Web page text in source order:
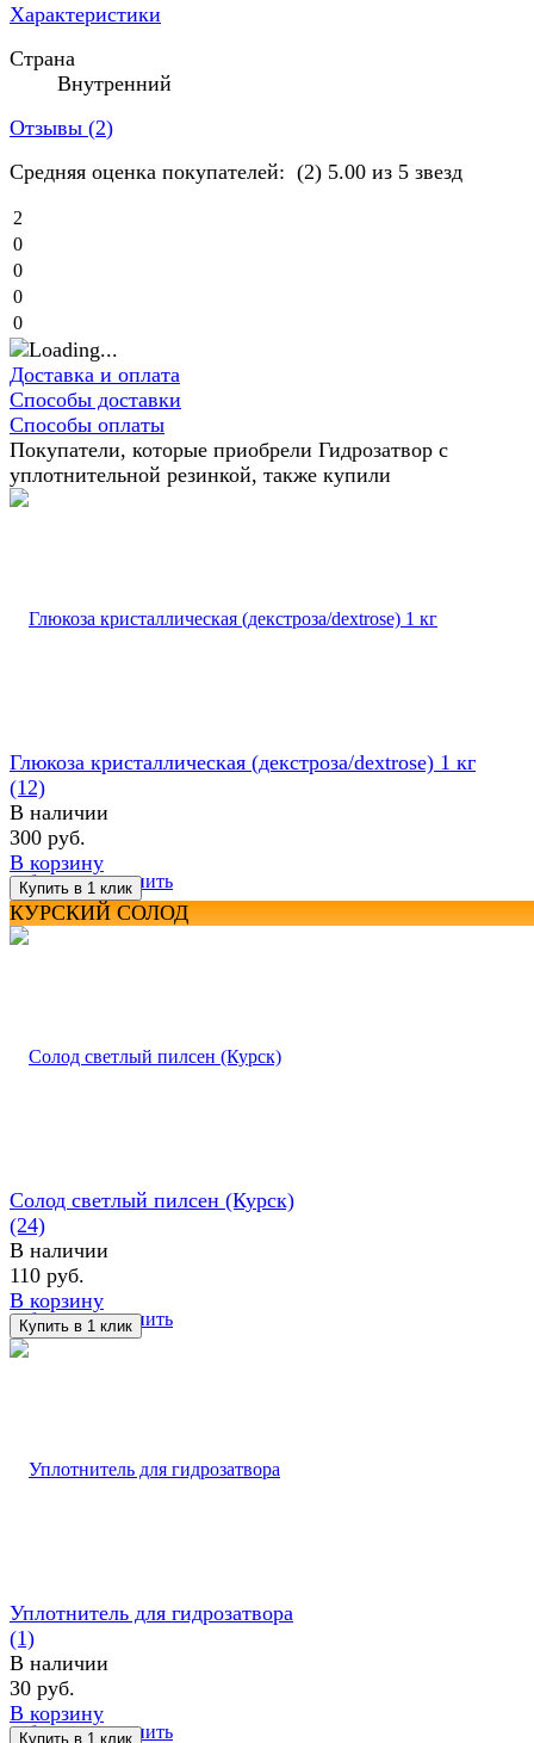
Характеристики
Страна
Внутренний
Отзывы (2)
Средняя оценка покупателей: (2) 5.00 из 5 звезд
2
0
0
0
0
Доставка и оплата
Способы доставки
Способы оплаты
Покупатели, которые приобрели Гидрозатвор с
уплотнительной резинкой, также купили
избранное сравнить
Глюкоза кристаллическая (декстроза/dextrose) 1 кг
(12)
В наличии
300 руб.
В корзину
КУРСКИЙ СОЛОД
избранное сравнить
Солод светлый пилсен (Курск)
(24)
В наличии
110 руб.
В корзину
избранное сравнить
Уплотнитель для гидрозатвора
(1)
В наличии
30 руб.
В корзину